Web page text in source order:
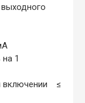
1
включении ≤